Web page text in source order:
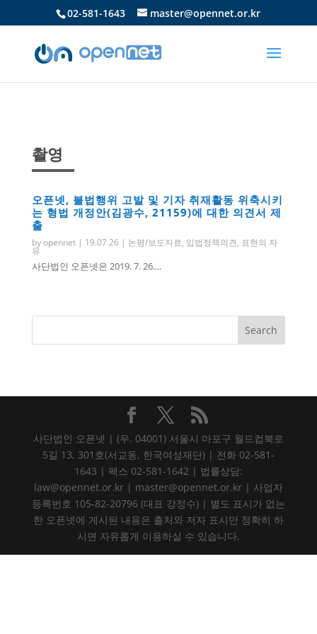
02-581-1643 master@opennet.or.kr
촬영
오픈넷, 불법행위 고발 및 기자 취재활동 위축시키
는 형법 개정안(김광수, 21159)에 대한 의견서 제
출
byopennet| 19.07.26| 논평/보도자료, 입법정책의견, 표현의 자
유
사단법인 오픈넷은 2019. 7. 26....
사단법인 오픈넷 | (우. 04001) 서울시 마포구 월드컵북로
5길 13, 301호(서교동, 한국여성재단) | 전화 02-581-
1643 | 팩스 02-581-1642 | 법률상담:
law@opennet.or.kr | master@opennet.or.kr | 사업자
등록번호 105-82-20796 (대표 강정수) | 별도 표시가 없는
한 오픈넷에 게시된 내용은 출처와 저자 표시만 정확히 하
시면 자유롭게 이용하실 수 있습니다.